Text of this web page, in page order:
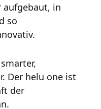
aufgebaut, in
so
Der helu one ist
der